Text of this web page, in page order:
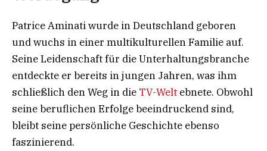
Patrice Aminati wurde in Deutschland geboren
und wuchs in einer multikulturellen Familie auf.
Seine Leidenschaft für die Unterhaltungsbranche
entdeckte er bereits in jungen Jahren, was ihm
schließlich den Weg in die TV-Welt ebnete. Obwohl
seine beruflichen Erfolge beeindruckend sind,
bleibt seine persönliche Geschichte ebenso
faszinierend.